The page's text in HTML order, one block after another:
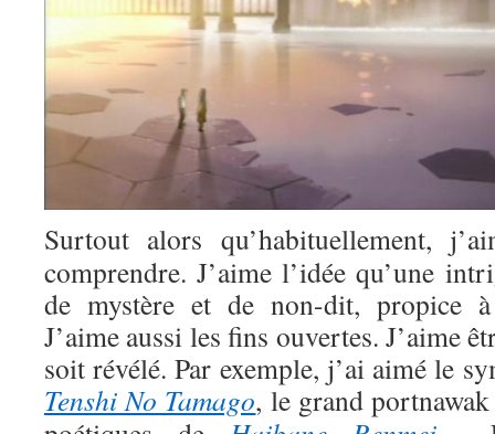
Surtout alors qu’habituellement,
comprendre. J’aime l’idée qu’une
de mystère et de non-dit, propice
J’aime aussi les fins ouvertes. J’aime
soit révélé. Par exemple, j’ai aimé le
Tenshi No Tamago, le grand